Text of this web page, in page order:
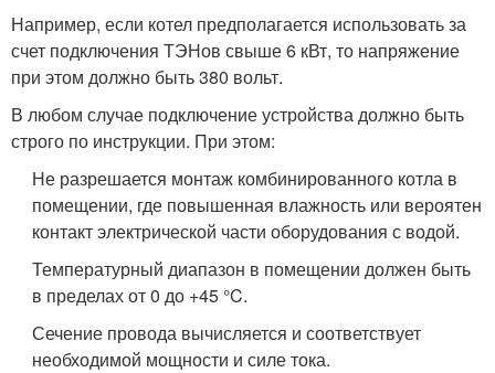
Например, если котел предполагается использовать за
счет подключения ТЭНов свыше 6 кВт, то напряжение
при этом должно быть 380 вольт.
В любом случае подключение устройства должно быть
строго по инструкции. При этом:
Не разрешается монтаж комбинированного котла в
помещении, где повышенная влажность или вероятен
контакт электрической части оборудования с водой.
Температурный диапазон в помещении должен быть
в пределах от 0 до +45 °C.
Сечение провода вычисляется и соответствует
необходимой мощности и силе тока.